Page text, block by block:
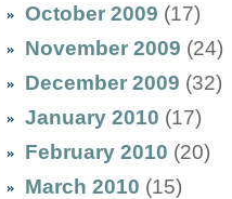
October 2009 (17)
November 2009 (24)
December 2009 (32)
January 2010 (17)
February 2010 (20)
March 2010 (15)